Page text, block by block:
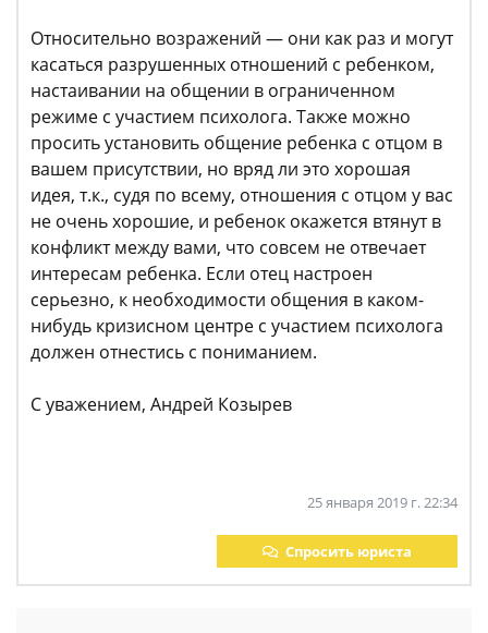
Относительно возражений — они как раз и могут
касаться разрушенных отношений с ребенком,
настаивании на общении в ограниченном
режиме с участием психолога. Также можно
просить установить общение ребенка с отцом в
вашем присутствии, но вряд ли это хорошая
идея, т.к., судя по всему, отношения с отцом у вас
не очень хорошие, и ребенок окажется втянут в
конфликт между вами, что совсем не отвечает
интересам ребенка. Если отец настроен
серьезно, к необходимости общения в каком-
нибудь кризисном центре с участием психолога
должен отнестись с пониманием.
С уважением, Андрей Козырев
25 января 2019 г. 22:34
Спросить юриста